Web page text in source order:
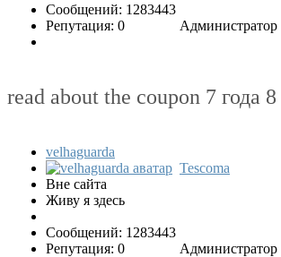
Сообщений: 1283443
Репутация: 0
Администратор
read about the coupon 7 года
velhaguarda
Вне сайта
Живу я здесь
Сообщений: 1283443
Репутация: 0
Tescoma
Администратор